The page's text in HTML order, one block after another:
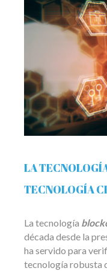
LA
TECNOLOGÍA
La tecnología
década desde la
ha servido para
tecnología robusta